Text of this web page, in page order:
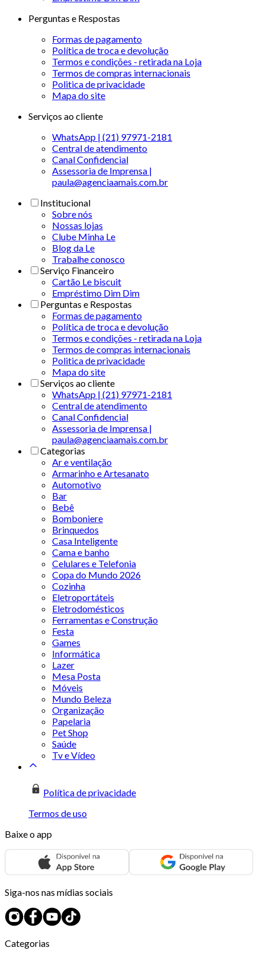
Perguntas e Respostas
Formas de pagamento
Política de troca e devolução
Termos e condições - retirada na Loja
Termos de compras internacionais
Politica de privacidade
Mapa do site
Serviços ao cliente
WhatsApp | (21) 97971-2181
Central de atendimento
Canal Confidencial
Assessoria de Imprensa |
paula@agenciaamais.com.br
Institucional
Sobre nós
Nossas lojas
Clube Minha Le
Blog da Le
Trabalhe conosco
Serviço Financeiro
Cartão Le biscuit
Empréstimo Dim Dim
Perguntas e Respostas
Formas de pagamento
Política de troca e devolução
Termos e condições - retirada na Loja
Termos de compras internacionais
Politica de privacidade
Mapa do site
Serviços ao cliente
WhatsApp | (21) 97971-2181
Central de atendimento
Canal Confidencial
Assessoria de Imprensa |
paula@agenciaamais.com.br
Categorias
Ar e ventilação
Armarinho e Artesanato
Automotivo
Bar
Bebê
Bomboniere
Brinquedos
Casa Inteligente
Cama e banho
Celulares e Telefonia
Copa do Mundo 2026
Cozinha
Eletroportáteis
Eletrodomésticos
Ferramentas e Construção
Festa
Games
Informática
Lazer
Mesa Posta
Móveis
Mundo Beleza
Organização
Papelaria
Pet Shop
Saúde
Tv e Vídeo
Política de privacidade
Termos de uso
Baixe o app
Siga-nos nas mídias sociais
Categorias